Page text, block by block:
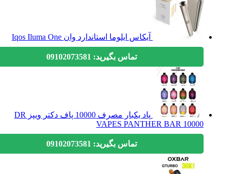
آیکاس ایلوما استاندارد وان Iqos Iluma One
تماس بگیرید: 09102073581
پاد یکبار مصرف 10000 پاف دکتر ویپز DR
VAPES PANTHER BAR 10000
تماس بگیرید: 09102073581